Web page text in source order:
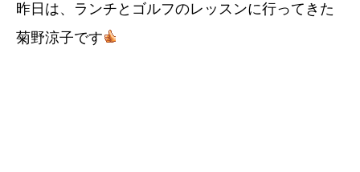
昨日は、ランチとゴルフのレッスンに行ってきた
菊野涼子です